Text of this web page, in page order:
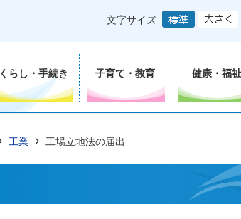
文字サイズ
くらし・手続き 子育て・教育 健康・福祉
工業 工場立地法の届出